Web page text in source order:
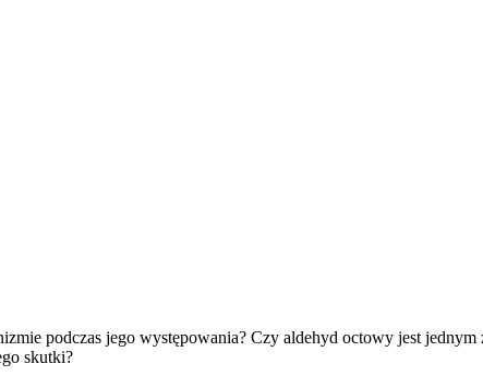
podczas jego występowania? Czy aldehyd octowy jest
skutki?